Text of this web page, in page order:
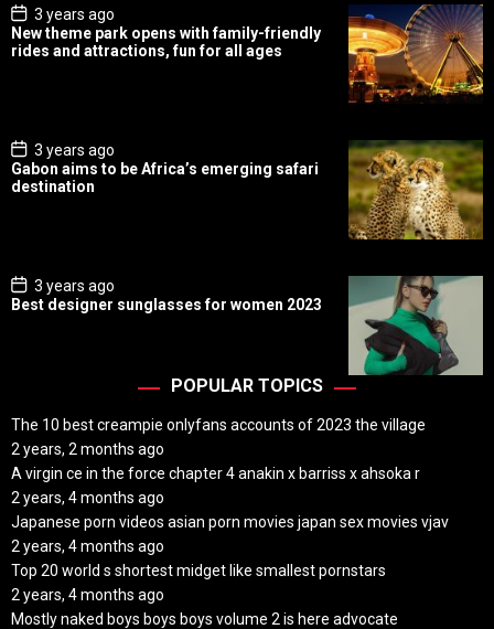
P
o
s
t
3 years ago
New theme park opens with family-friendly
rides and attractions, fun for all ages
P
o
s
t
3 years ago
Gabon aims to be Africa’s emerging safari
destination
P
o
s
3 years ago
Best designer sunglasses for women 2023
POPULAR TOPICS
The 10 best creampie onlyfans accounts of 2023 the village
2 years, 2 months ago
A virgin ce in the force chapter 4 anakin x barriss x ahsoka r
2 years, 4 months ago
Japanese porn videos asian porn movies japan sex movies vjav
2 years, 4 months ago
Top 20 world s shortest midget like smallest pornstars
2 years, 4 months ago
Mostly naked boys boys boys volume 2 is here advocate